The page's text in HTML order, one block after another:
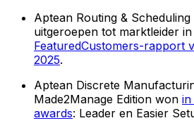
Aptean Routing &
uitgeroepen tot marktleider
FeaturedCustomers-rapport
2025.
Aptean Discrete
Made2Manage Edition won in
awards: Leader en Easier